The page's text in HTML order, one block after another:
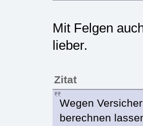
Mit Felgen
lieber.
Zitat
Wegen
berechnen